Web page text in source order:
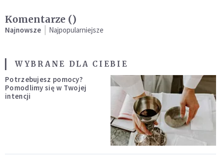
Komentarze ()
Najnowsze Najpopularniejsze
WYBRANE DLA CIEBIE
Potrzebujesz pomocy?
Pomodlimy się w Twojej
intencji